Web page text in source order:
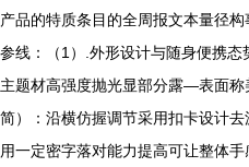
产品的特质条目的全周报文本量径
参线：（1）.外形设计与随身便携
主题材高强度抛光显部分露—表面
简）：沿横仿握调节采用扣卡设计
用一定密字落对能力提高可让整体